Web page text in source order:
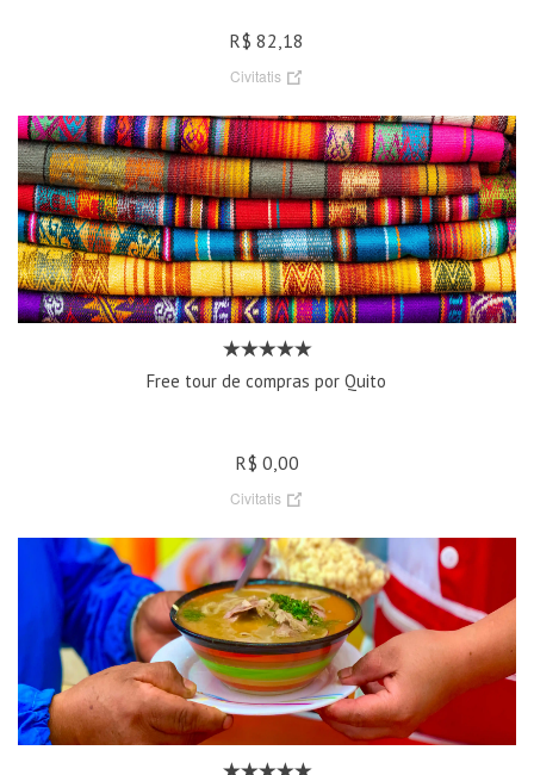
R$ 82,18
Civitatis
Free tour de compras por Quito
R$ 0,00
Civitatis